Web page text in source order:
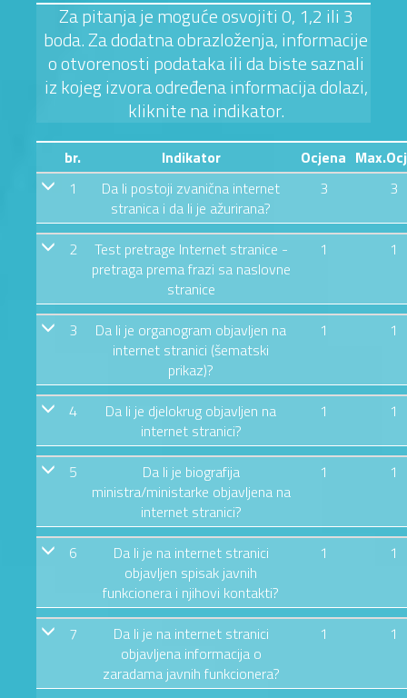
Za pitanja je moguće osvojiti 0, 1,2 ili 3
boda. Za dodatna obrazloženja, informacije
o otvorenosti podataka ili da biste saznali
iz kojeg izvora određena informacija dolazi,
kliknite na indikator.
br. Indikator Ocjena
1
Da li postoji zvanična internet
stranica i da li je ažurirana?
3 3
2
Test pretrage Internet stranice -
pretraga prema frazi sa naslovne
stranice
1 1
3
Da li je organogram objavljen na
internet stranici (šematski
prikaz)?
1 1
4
Da li je djelokrug objavljen na
internet stranici?
1 1
5
Da li je biografija
ministra/ministarke objavljena na
internet stranici?
1 1
6
Da li je na internet stranici
objavljen spisak javnih
funkcionera i njihovi kontakti?
1 1
7
Da li je na internet stranici
objavljena informacija o
zaradama javnih funkcionera?
1 1